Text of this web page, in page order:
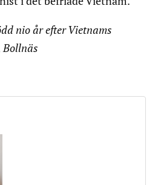
nio år efter Vietnams
Bollnäs